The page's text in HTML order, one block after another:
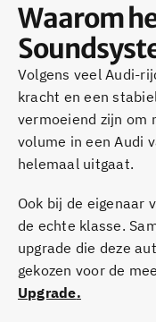
Waarom
Volgens veel Audi-
kracht en een
vermoeiend zijn om
volume in een Audi
helemaal uitgaat.
Ook bij de eigenaar
de echte klasse.
upgrade die deze
gekozen voor de
Upgrade.